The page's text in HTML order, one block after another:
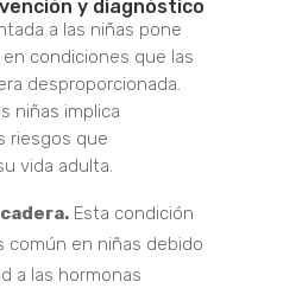
y diagnóstico
a las niñas pone
condiciones que las
desproporcionada.
niñas implica
riesgos que
vida adulta.
Esta condición
común en niñas debido
a las hormonas